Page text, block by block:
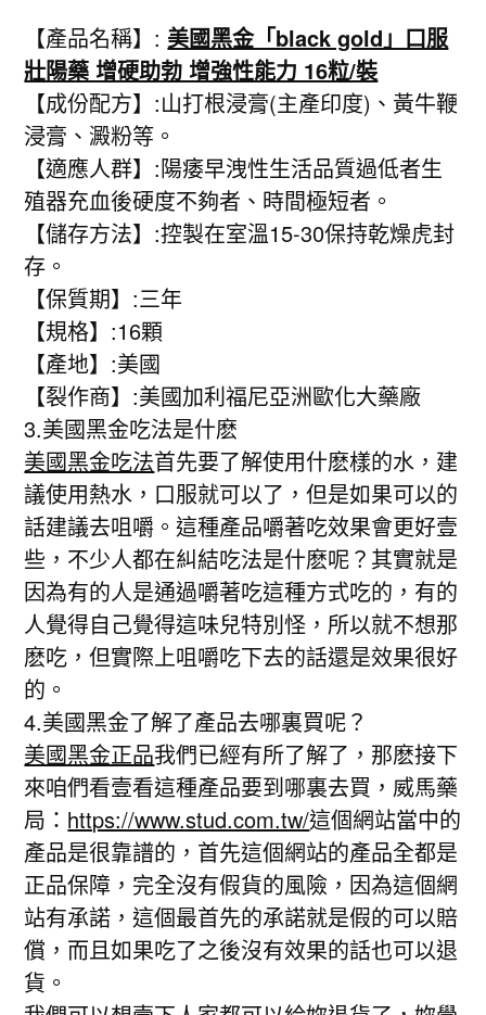
【產品名稱】:美國黑金「black gold」口服
壯陽藥 增硬助勃 增強性能力 16粒/裝
【成份配方】:山打根浸膏(主產印度)、黃牛鞭
浸膏、澱粉等。
【適應人群】:陽痿早洩性生活品質過低者生
殖器充血後硬度不夠者、時間極短者。
【儲存方法】:控製在室溫15-30保持乾燥虎封
存。
【保質期】:三年
【規格】:16顆
【產地】:美國
【裂作商】:美國加利福尼亞洲歐化大藥廠
3.美國黑金吃法是什麽
美國黑金吃法首先要了解使用什麽樣的水，建
議使用熱水，口服就可以了，但是如果可以的
話建議去咀嚼。這種產品嚼著吃效果會更好壹
些，不少人都在糾結吃法是什麽呢？其實就是
因為有的人是通過嚼著吃這種方式吃的，有的
人覺得自己覺得這味兒特別怪，所以就不想那
麽吃，但實際上咀嚼吃下去的話還是效果很好
的。
4.美國黑金了解了產品去哪裏買呢？
美國黑金正品我們已經有所了解了，那麽接下
來咱們看壹看這種產品要到哪裏去買，威馬藥
局： https://www.stud.com.tw/這個網站當中的
產品是很靠譜的，首先這個網站的產品全都是
正品保障，完全沒有假貨的風險，因為這個網
站有承諾，這個最首先的承諾就是假的可以賠
償，而且如果吃了之後沒有效果的話也可以退
貨。